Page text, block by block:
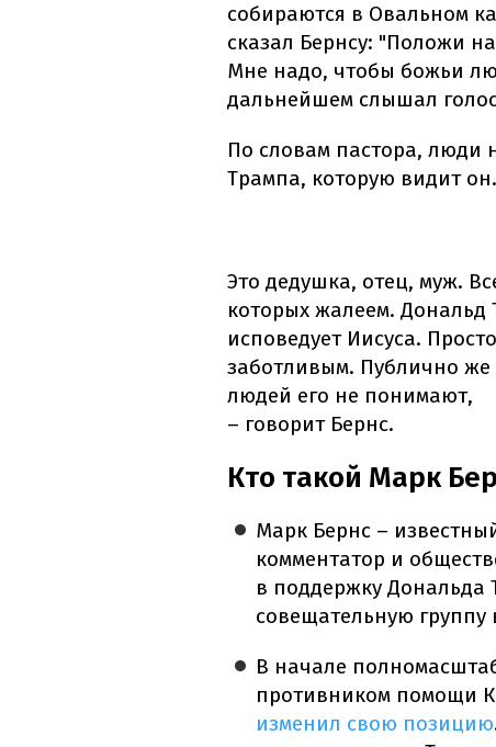
собираются в Овальном
сказал Бернсу: "Положи
Мне надо, чтобы божьи
дальнейшем слышал
По словам пастора, люди
Трампа, которую видит он.
Это дедушка, отец, муж.
которых жалеем. Дональд
исповедует Иисуса.
заботливым. Публично же
людей его не понимают,
– говорит Бернс.
Кто такой Марк
Марк Бернс –
комментатор и
в поддержку Дональда
совещательную группу
В начале
противником помощи
изменил свою позицию